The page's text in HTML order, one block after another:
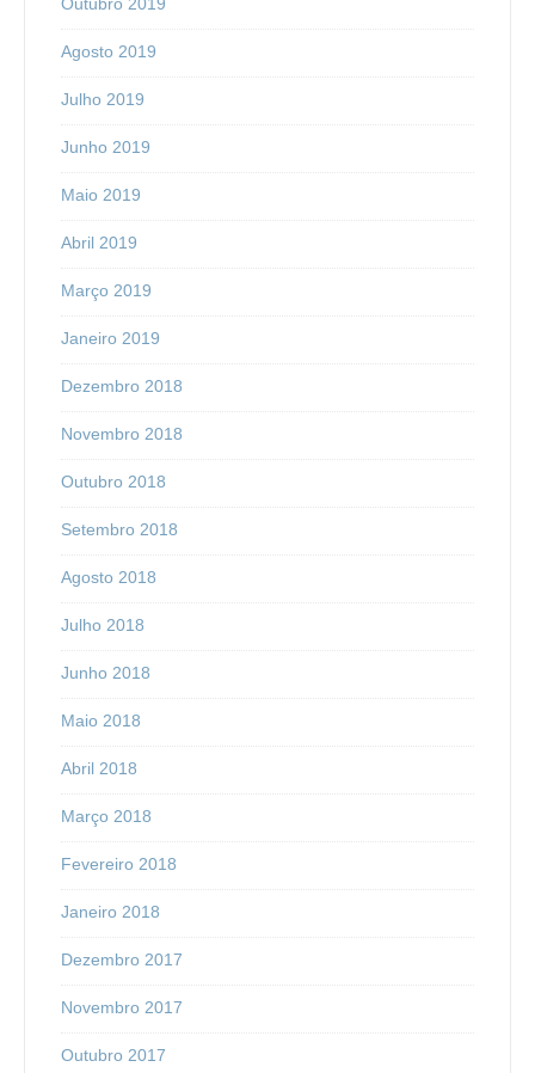
Agosto 2019
Julho 2019
Junho 2019
Maio 2019
Abril 2019
Março 2019
Janeiro 2019
Dezembro 2018
Novembro 2018
Outubro 2018
Setembro 2018
Agosto 2018
Julho 2018
Junho 2018
Maio 2018
Abril 2018
Março 2018
Fevereiro 2018
Janeiro 2018
Dezembro 2017
Novembro 2017
Outubro 2017